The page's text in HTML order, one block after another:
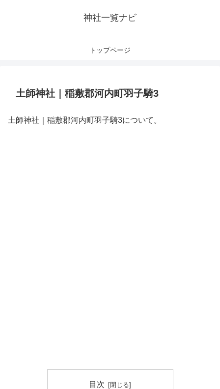
神社一覧ナビ
トップページ
土師神社｜稲敷郡河内町羽子騎3
土師神社｜稲敷郡河内町羽子騎3について。
目次